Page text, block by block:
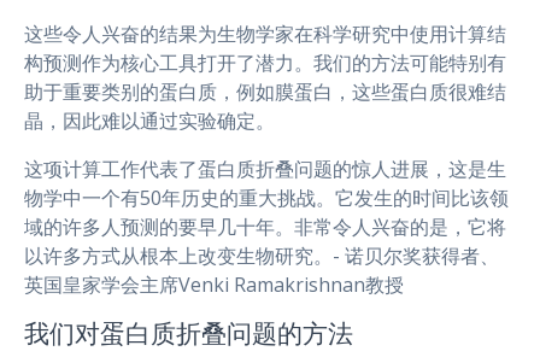
这些令人兴奋的结果为生物学家在科学研究中使用计算结
构预测作为核心工具打开了潜力。我们的方法可能特别有
助于重要类别的蛋白质，例如膜蛋白，这些蛋白质很难结
晶，因此难以通过实验确定。
这项计算工作代表了蛋白质折叠问题的惊人进展，这是生
物学中一个有50年历史的重大挑战。它发生的时间比该领
域的许多人预测的要早几十年。非常令人兴奋的是，它将
以许多方式从根本上改变生物研究。- 诺贝尔奖获得者、
英国皇家学会主席Venki Ramakrishnan教授
我们对蛋白质折叠问题的方法